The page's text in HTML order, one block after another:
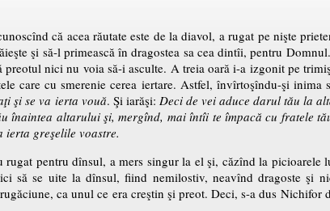
că acea răutate este de la diavol, a rugat pe nişte
şi să-l primească în dragostea sa cea dintîi, pentru
nici nu voia să-i asculte. A treia oară i-a izgonit pe
care cu smerenie cerea iertare. Astfel, învîrtoşîndu-şi inima
şi se va ierta vouă. Şi iarăşi: Deci de vei aduce darul tău la
înaintea altarului şi, mergînd, mai întîi te împacă cu fratele
greşelile voastre.
pentru dînsul, a mers singur la el şi, căzînd la picioarele
să se uite la dînsul, fiind nemilostiv, neavînd dragoste şi
ca unul ce era creştin şi preot. Deci, s-a dus Nichifor